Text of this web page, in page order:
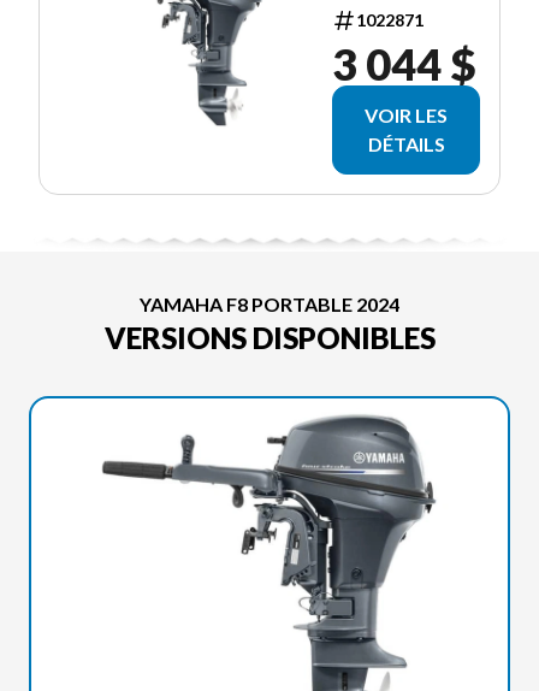
1022871
3 044 $
VOIR LES
DÉTAILS
YAMAHA F8 PORTABLE 2024
VERSIONS DISPONIBLES